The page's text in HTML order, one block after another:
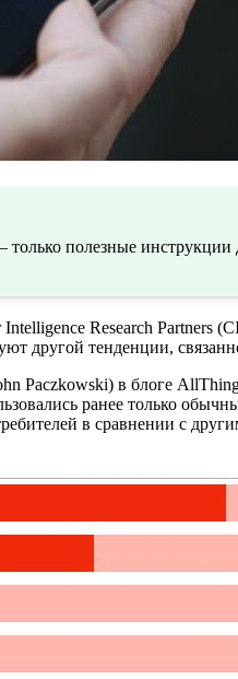
полезные инструкции
Research
другой тенденции,
Paczkowski) в блоге
ранее только
в сравнении с